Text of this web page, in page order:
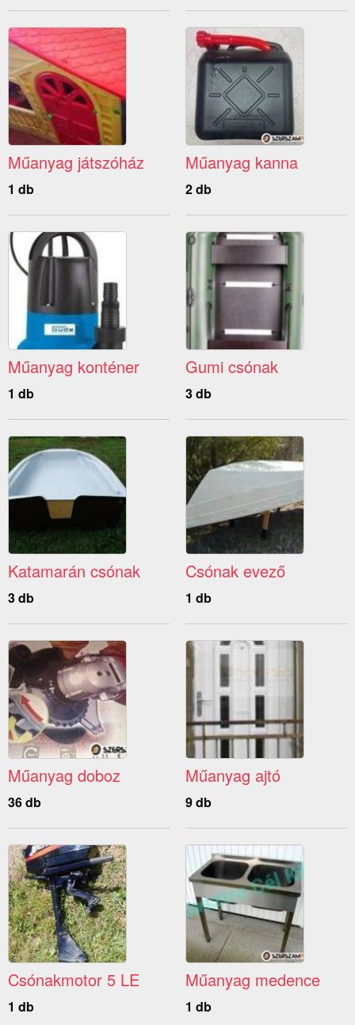
Műanyag játszóház
1 db
Műanyag kanna
2 db
Műanyag konténer
1 db
Gumi csónak
3 db
Katamarán csónak
3 db
Csónak evező
1 db
Műanyag doboz
36 db
Műanyag ajtó
9 db
Csónakmotor 5 LE
1 db
Műanyag medence
1 db